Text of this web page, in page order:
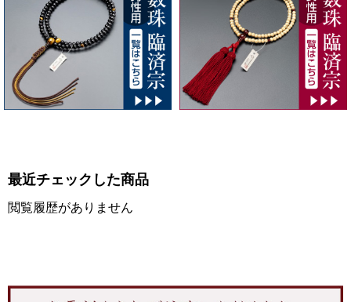
最近チェックした商品
閲覧履歴がありません